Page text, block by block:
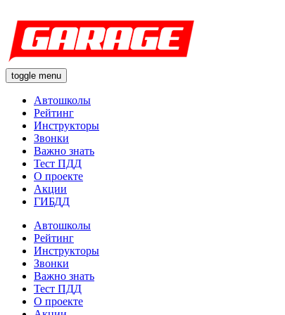
toggle menu
Автошколы
Рейтинг
Инструкторы
Звонки
Важно знать
Тест ПДД
О проекте
Акции
ГИБДД
Автошколы
Рейтинг
Инструкторы
Звонки
Важно знать
Тест ПДД
О проекте